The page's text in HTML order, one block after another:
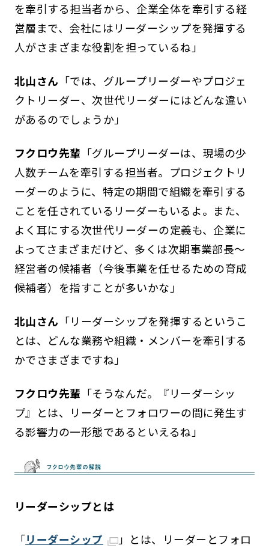
を牽引する担当者から、企業全体を牽引する経
営層まで、会社にはリーダーシップを発揮する
人がさまざまな役割を担っているね」
北山さん 「では、グループリーダーやプロジェ
クトリーダー、次世代リーダーにはどんな違い
があるのでしょうか」
フクロウ先輩 「グループリーダーは、現場の少
人数チームを牽引する担当者。プロジェクトリ
ーダーのように、特定の期間で組織を牽引する
ことを任されているリーダーもいるよ。また、
よく耳にする次世代リーダーの定義も、企業に
よってさまざまだけど、多くは次期事業部長～
経営者の候補者（今後事業を任せるための育成
候補者）を指すことが多いかな」
北山さん 「リーダーシップを発揮するというこ
とは、どんな業務や組織・メンバーを牽引する
かでさまざまですね」
フクロウ先輩 「そうなんだ。『リーダーシッ
プ』とは、リーダーとフォロワーの間に発生す
る影響力の一形態であるといえるね」
リーダーシップとは
「リーダーシップ
」とは、リーダーとフォロ